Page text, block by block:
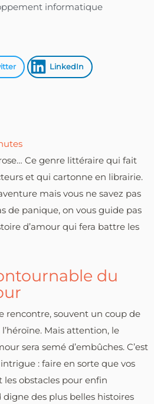
informatique
LinkedIn
Ce genre littéraire qui fait
et qui cartonne en librairie.
mais vous ne savez pas
de panique, on vous guide pas
d’amour qui fera battre les
du
rencontre, souvent un coup de
Mais attention, le
sera semé d’embûches. C’est
: faire en sorte que vos
obstacles pour enfin
des plus belles histoires